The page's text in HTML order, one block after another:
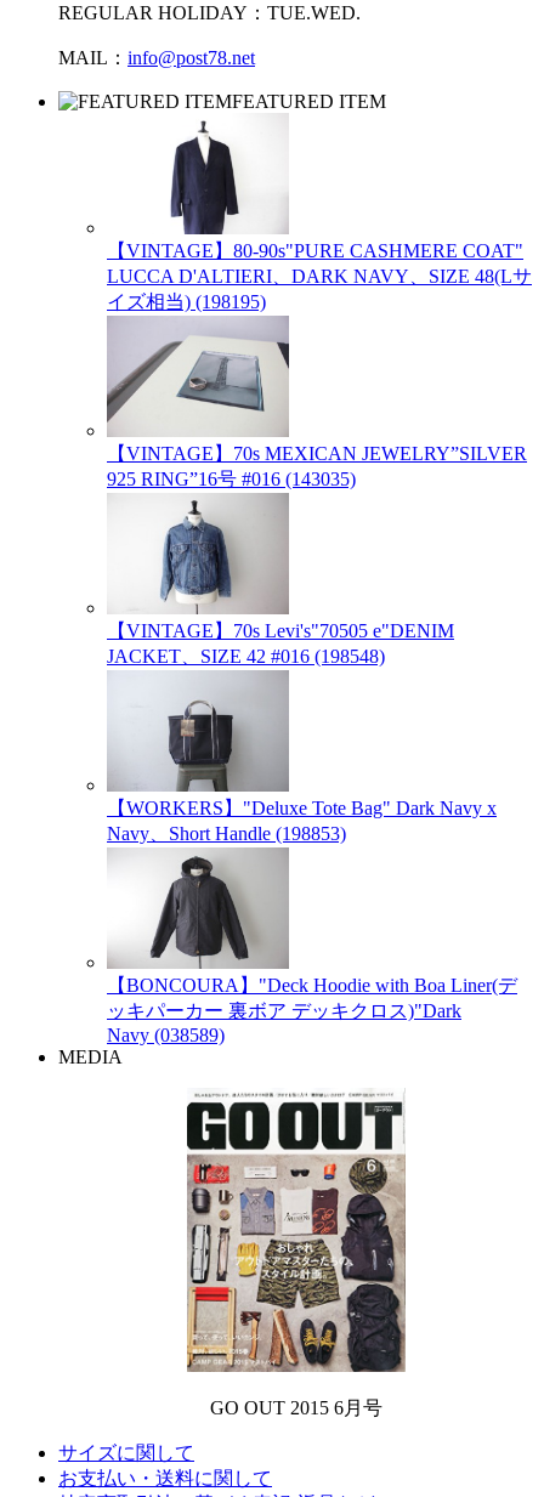
REGULAR HOLIDAY：TUE.WED.
MAIL： info@post78.net
FEATURED ITEM
【VINTAGE】80-90s"PURE CASHMERE COAT"
LUCCA D'ALTIERI、DARK NAVY、SIZE 48(Lサ
イズ相当) (198195)
【VINTAGE】70s MEXICAN JEWELRY”SILVER
925 RING”16号 #016 (143035)
【VINTAGE】70s Levi's"70505 e"DENIM
JACKET、SIZE 42 #016 (198548)
【WORKERS】"Deluxe Tote Bag" Dark Navy x
Navy、Short Handle (198853)
【BONCOURA】"Deck Hoodie with Boa Liner(デ
ッキパーカー 裏ボア デッキクロス)"Dark
Navy (038589)
MEDIA
GO OUT 2015 6月号
サイズに関して
お支払い・送料に関して